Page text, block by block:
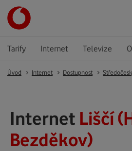
Tarify Internet Televize
Úvod Internet Dostupnost
Internet Liščí
Bezděkov)